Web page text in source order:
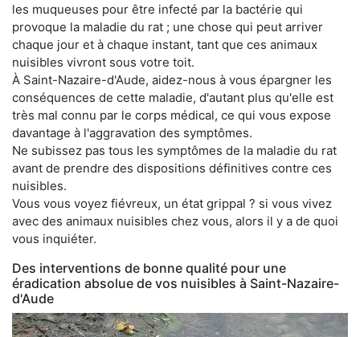
les muqueuses pour être infecté par la bactérie qui
provoque la maladie du rat ; une chose qui peut arriver
chaque jour et à chaque instant, tant que ces animaux
nuisibles vivront sous votre toit.
À Saint-Nazaire-d'Aude, aidez-nous à vous épargner les
conséquences de cette maladie, d'autant plus qu'elle est
très mal connu par le corps médical, ce qui vous expose
davantage à l'aggravation des symptômes.
Ne subissez pas tous les symptômes de la maladie du rat
avant de prendre des dispositions définitives contre ces
nuisibles.
Vous vous voyez fiévreux, un état grippal ? si vous vivez
avec des animaux nuisibles chez vous, alors il y a de quoi
vous inquiéter.
Des interventions de bonne qualité pour une
éradication absolue de vos nuisibles à Saint-Nazaire-
d'Aude